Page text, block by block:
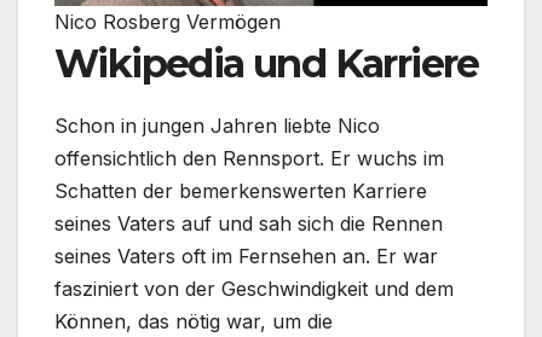
Nico Rosberg Vermögen
Wikipedia und Karriere
Schon in jungen Jahren liebte Nico
offensichtlich den Rennsport. Er wuchs im
Schatten der bemerkenswerten Karriere
seines Vaters auf und sah sich die Rennen
seines Vaters oft im Fernsehen an. Er war
fasziniert von der Geschwindigkeit und dem
Können, das nötig war, um die